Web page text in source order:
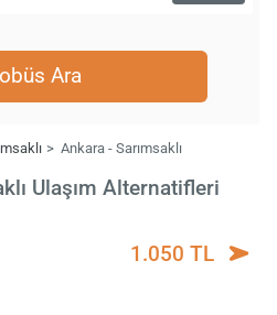
Ara
Ankara - Sarımsaklı
Ulaşım Alternatifleri
1.050 TL